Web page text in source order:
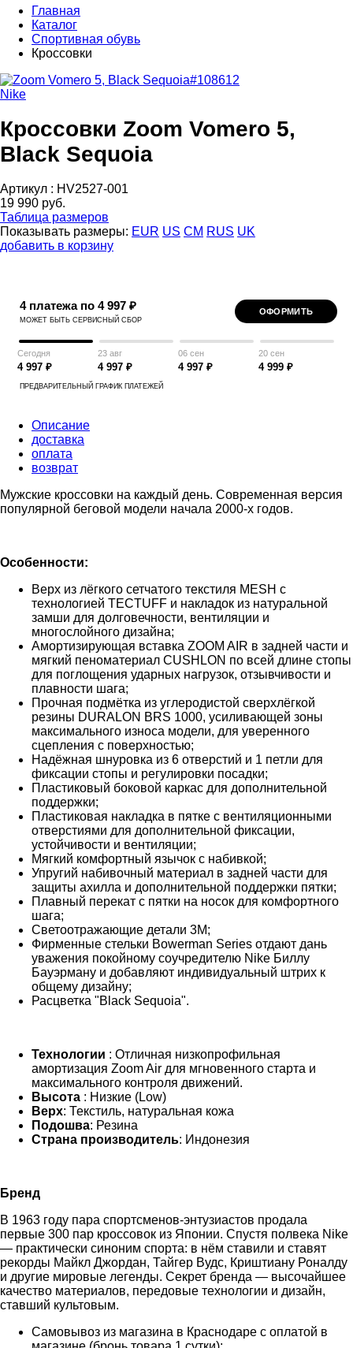
Главная
Каталог
Спортивная обувь
Кроссовки
Nike
Кроссовки Zoom Vomero 5,
Black Sequoia
Артикул : HV2527-001
19 990 руб.
Таблица размеров
Показывать размеры: EUR US CM RUS UK
добавить в корзину
4 платежа по 4 997 ₽
МОЖЕТ БЫТЬ СЕРВИСНЫЙ СБОР
ОФОРМИТЬ
Сегодня
4 997 ₽
23 авг
4 997 ₽
06 сен
4 997 ₽
20 сен
4 999 ₽
ПРЕДВАРИТЕЛЬНЫЙ ГРАФИК ПЛАТЕЖЕЙ
Описание
доставка
оплата
возврат
Мужские кроссовки на каждый день. Современная версия
популярной беговой модели начала 2000-х годов.
Особенности:
Верх из лёгкого сетчатого текстиля MESH с
технологией TECTUFF и накладок из натуральной
замши для долговечности, вентиляции и
многослойного дизайна;
Амортизирующая вставка ZOOM AIR в задней части и
мягкий пеноматериал CUSHLON по всей длине стопы
для поглощения ударных нагрузок, отзывчивости и
плавности шага;
Прочная подмётка из углеродистой сверхлёгкой
резины DURALON BRS 1000, усиливающей зоны
максимального износа модели, для уверенного
сцепления с поверхностью;
Надёжная шнуровка из 6 отверстий и 1 петли для
фиксации стопы и регулировки посадки;
Пластиковый боковой каркас для дополнительной
поддержки;
Пластиковая накладка в пятке с вентиляционными
отверстиями для дополнительной фиксации,
устойчивости и вентиляции;
Мягкий комфортный язычок с набивкой;
Упругий набивочный материал в задней части для
защиты ахилла и дополнительной поддержки пятки;
Плавный перекат с пятки на носок для комфортного
шага;
Светоотражающие детали 3M;
Фирменные стельки Bowerman Series отдают дань
уважения покойному соучредителю Nike Биллу
Бауэрману и добавляют индивидуальный штрих к
общему дизайну;
Расцветка "Black Sequoia".
Технологии : Отличная низкопрофильная
амортизация Zoom Air для мгновенного старта и
максимального контроля движений.
Высота : Низкие (Low)
Верх: Текстиль, натуральная кожа
Подошва: Резина
Страна производитель: Индонезия
Бренд
В 1963 году пара спортсменов-энтузиастов продала
первые 300 пар кроссовок из Японии. Спустя полвека Nike
— практически синоним спорта: в нём ставили и ставят
рекорды Майкл Джордан, Тайгер Вудс, Криштиану Роналду
и другие мировые легенды. Секрет бренда — высочайшее
качество материалов, передовые технологии и дизайн,
ставший культовым.
Самовывоз из магазина в Краснодаре с оплатой в